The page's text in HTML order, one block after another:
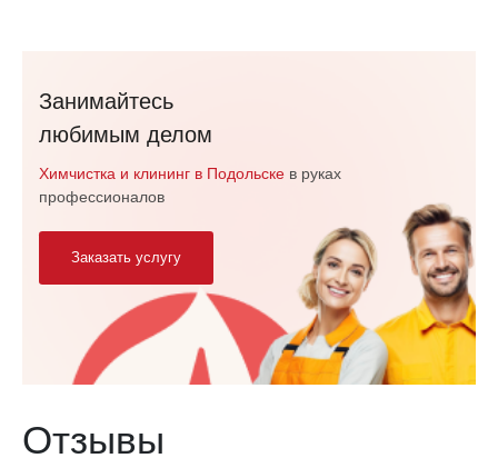
Занимайтесь
любимым делом
Химчистка и клининг в Подольске в руках
профессионалов
Заказать услугу
Отзывы